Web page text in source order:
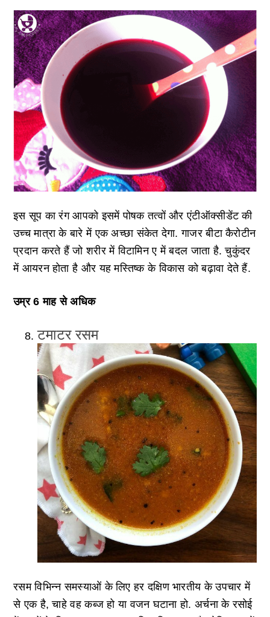
इस सूप का रंग आपको इसमें पोषक तत्वों और एंटीऑक्सीडेंट की
उच्च मात्रा के बारे में एक अच्छा संकेत देगा. गाजर बीटा कैरोटीन
प्रदान करते हैं जो शरीर में विटामिन ए में बदल जाता है. चुकुंदर
में आयरन होता है और यह मस्तिष्क के विकास को बढ़ावा देते हैं.
उम्र 6 माह से अधिक
टमाटर रसम
रसम विभिन्न समस्याओं के लिए हर दक्षिण भारतीय के उपचार में
से एक है, चाहे वह कब्ज हो या वजन घटाना हो. अर्चना के रसोई